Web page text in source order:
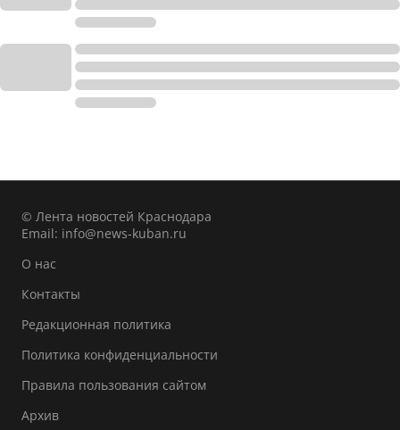
© Лента новостей Краснодара
Email: info@news-kuban.ru
О нас
Контакты
Редакционная политика
Политика конфиденциальности
Правила пользования сайтом
Архив